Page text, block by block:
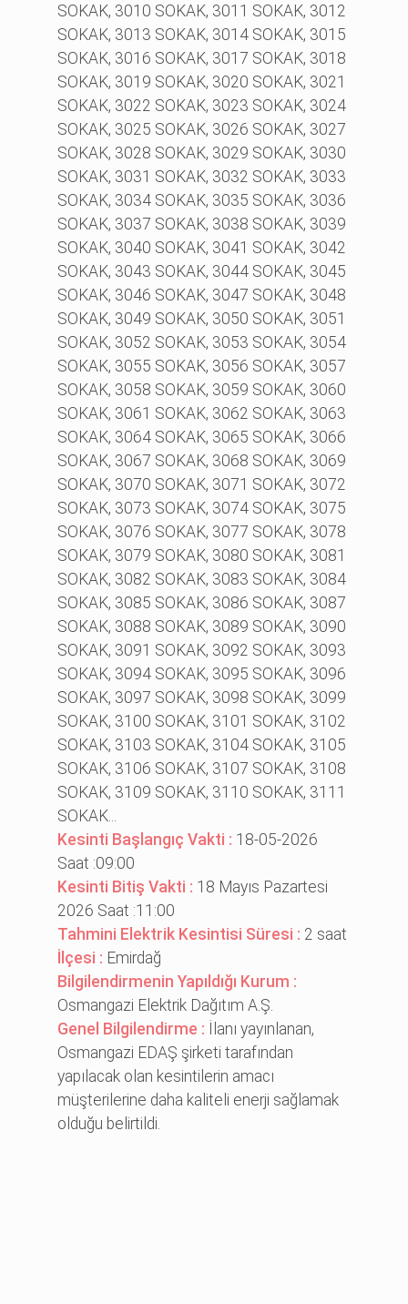
SOKAK, 3010 SOKAK, 3011 SOKAK, 3012
SOKAK, 3013 SOKAK, 3014 SOKAK, 3015
SOKAK, 3016 SOKAK, 3017 SOKAK, 3018
SOKAK, 3019 SOKAK, 3020 SOKAK, 3021
SOKAK, 3022 SOKAK, 3023 SOKAK, 3024
SOKAK, 3025 SOKAK, 3026 SOKAK, 3027
SOKAK, 3028 SOKAK, 3029 SOKAK, 3030
SOKAK, 3031 SOKAK, 3032 SOKAK, 3033
SOKAK, 3034 SOKAK, 3035 SOKAK, 3036
SOKAK, 3037 SOKAK, 3038 SOKAK, 3039
SOKAK, 3040 SOKAK, 3041 SOKAK, 3042
SOKAK, 3043 SOKAK, 3044 SOKAK, 3045
SOKAK, 3046 SOKAK, 3047 SOKAK, 3048
SOKAK, 3049 SOKAK, 3050 SOKAK, 3051
SOKAK, 3052 SOKAK, 3053 SOKAK, 3054
SOKAK, 3055 SOKAK, 3056 SOKAK, 3057
SOKAK, 3058 SOKAK, 3059 SOKAK, 3060
SOKAK, 3061 SOKAK, 3062 SOKAK, 3063
SOKAK, 3064 SOKAK, 3065 SOKAK, 3066
SOKAK, 3067 SOKAK, 3068 SOKAK, 3069
SOKAK, 3070 SOKAK, 3071 SOKAK, 3072
SOKAK, 3073 SOKAK, 3074 SOKAK, 3075
SOKAK, 3076 SOKAK, 3077 SOKAK, 3078
SOKAK, 3079 SOKAK, 3080 SOKAK, 3081
SOKAK, 3082 SOKAK, 3083 SOKAK, 3084
SOKAK, 3085 SOKAK, 3086 SOKAK, 3087
SOKAK, 3088 SOKAK, 3089 SOKAK, 3090
SOKAK, 3091 SOKAK, 3092 SOKAK, 3093
SOKAK, 3094 SOKAK, 3095 SOKAK, 3096
SOKAK, 3097 SOKAK, 3098 SOKAK, 3099
SOKAK, 3100 SOKAK, 3101 SOKAK, 3102
SOKAK, 3103 SOKAK, 3104 SOKAK, 3105
SOKAK, 3106 SOKAK, 3107 SOKAK, 3108
SOKAK, 3109 SOKAK, 3110 SOKAK, 3111
SOKAK...
Kesinti Başlangıç Vakti : 18-05-2026
Saat :09:00
Kesinti Bitiş Vakti : 18 Mayıs Pazartesi
2026 Saat :11:00
Tahmini Elektrik Kesintisi Süresi : 2 saat
İlçesi : Emirdağ
Bilgilendirmenin Yapıldığı Kurum :
Osmangazi Elektrik Dağıtım A.Ş.
Genel Bilgilendirme : İlanı yayınlanan,
Osmangazi EDAŞ şirketi tarafından
yapılacak olan kesintilerin amacı
müşterilerine daha kaliteli enerji sağlamak
olduğu belirtildi.